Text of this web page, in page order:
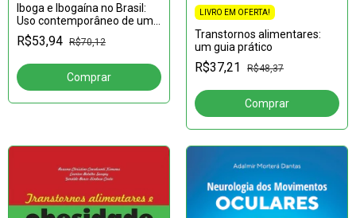
Iboga e Ibogaína no Brasil:
Uso contemporâneo de uma
planta ancestral
R$53,94 R$70,12
LIVRO EM OFERTA!
Transtornos alimentares:
um guia prático
R$37,21 R$48,37